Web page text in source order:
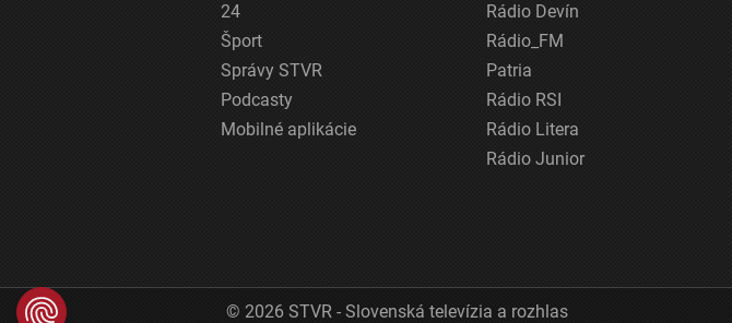
24
Šport
Správy STVR
Podcasty
Mobilné aplikácie
Rádio Devín
Rádio_FM
Patria
Rádio RSI
Rádio Litera
Rádio Junior
© 2026 STVR - Slovenská televízia a rozhlas